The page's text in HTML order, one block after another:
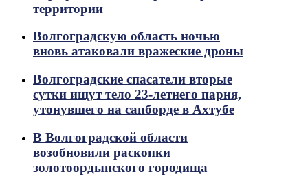
территории
Волгоградскую область ночью
вновь атаковали вражеские дроны
Волгоградские спасатели вторые
сутки ищут тело 23-летнего парня,
утонувшего на сапборде в Ахтубе
В Волгоградской области
возобновили раскопки
золотоордынского городища